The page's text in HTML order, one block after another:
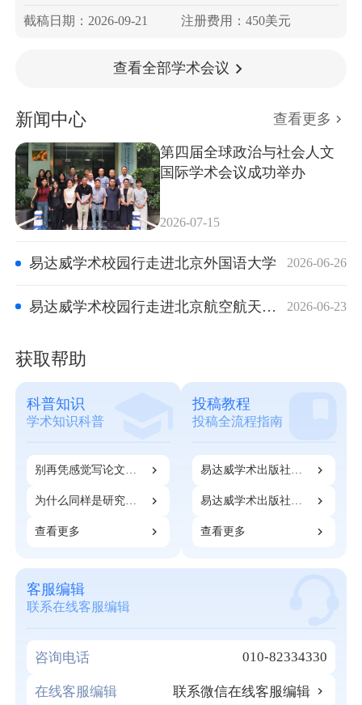
截稿日期：2026-09-21 注册费用：450美元
查看全部学术会议
新闻中心 查看更多
第四届全球政治与社会人文
国际学术会议成功举办
2026-07-15
易达威学术校园行走进北京外国语大学 2026-06-26
易达威学术校园行走进北京航空航天大学 2026-06-23
获取帮助
科普知识
学术知识科普
别再凭感觉写论文
的成果，都死在第一
为什么同样是研究
开始发表论文？
查看更多
投稿教程
投稿全流程指南
易达威学术出版社：
易达威学术出版社：
查看更多
客服编辑
联系在线客服编辑
咨询电话 010-82334330
在线客服编辑 联系微信在线客服编辑